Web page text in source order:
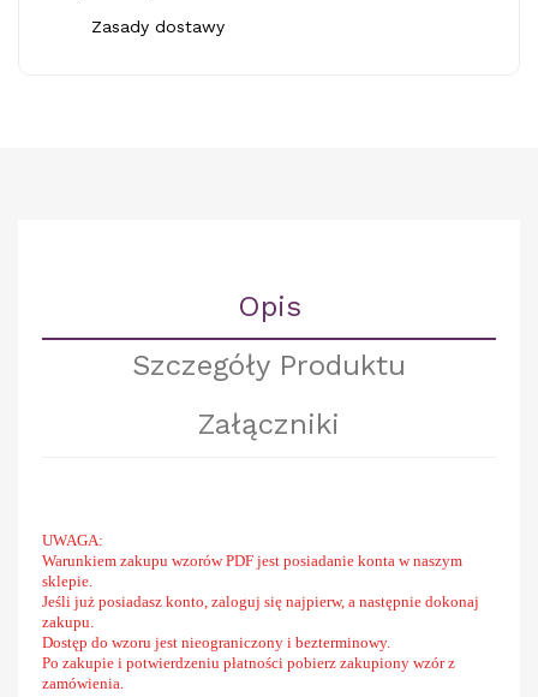
Zasady dostawy
Opis
Szczegóły Produktu
Załączniki
UWAGA:
Warunkiem zakupu wzorów PDF jest posiadanie konta w naszym
sklepie.
Jeśli już posiadasz konto, zaloguj się najpierw, a następnie dokonaj
zakupu.
Dostęp do wzoru jest nieograniczony i bezterminowy.
Po zakupie i potwierdzeniu płatności pobierz zakupiony wzór z
zamówienia.